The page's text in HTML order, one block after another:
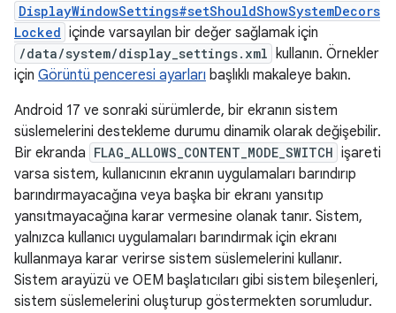
DisplayWindowSettings#setShouldShowSystemDecors
Locked içinde varsayılan bir değer sağlamak için
/data/system/display_settings.xml kullanın. Örnekler
için Görüntü penceresi ayarları başlıklı makaleye bakın.
Android 17 ve sonraki sürümlerde, bir ekranın sistem
süslemelerini destekleme durumu dinamik olarak değişebilir.
Bir ekranda FLAG_ALLOWS_CONTENT_MODE_SWITCH işareti
varsa sistem, kullanıcının ekranın uygulamaları barındırıp
barındırmayacağına veya başka bir ekranı yansıtıp
yansıtmayacağına karar vermesine olanak tanır. Sistem,
yalnızca kullanıcı uygulamaları barındırmak için ekranı
kullanmaya karar verirse sistem süslemelerini kullanır.
Sistem arayüzü ve OEM başlatıcıları gibi sistem bileşenleri,
sistem süslemelerini oluşturup göstermekten sorumludur.